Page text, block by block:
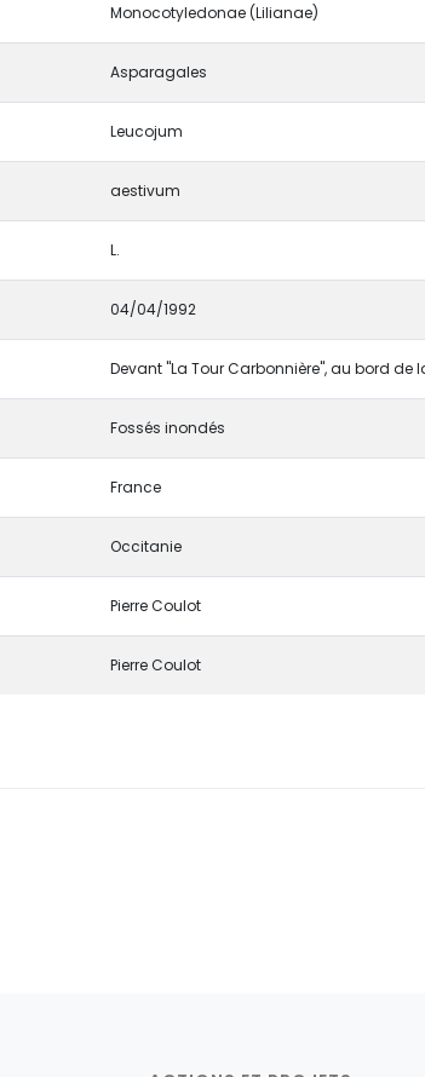
Monocotyledonae (Lilianae)
Asparagales
Leucojum
aestivum
L.
04/04/1992
Devant "La Tour Carbonnière", au bord
Fossés inondés
France
Occitanie
Pierre Coulot
Pierre Coulot